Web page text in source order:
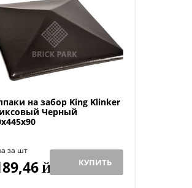
на забор King Klinker
Черный
за шт
Й КУПИТЬ